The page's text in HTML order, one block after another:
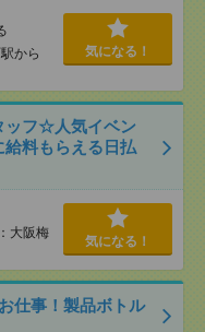
から
気になる！
ッフ☆人気イベン
給料もらえる日払
大阪梅
気になる！
仕事！製品ボトル